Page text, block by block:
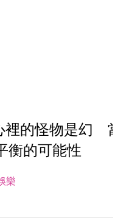
裡的怪物是幻
衡的可能性
樂